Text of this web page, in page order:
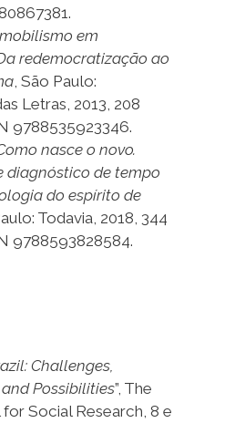
em
redemocratização ao
, São Paulo:
Letras, 2013, 208
9788535923346.
nasce o novo.
diagnóstico de tempo
do espírito de
Todavia, 2018, 344
9788593828584.
Challenges,
Possibilities”, The
Social Research, 8 e